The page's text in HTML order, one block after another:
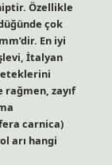
Özellikle
çok
En iyi
İtalyan
rağmen, zayıf
carnica)
arı hangi